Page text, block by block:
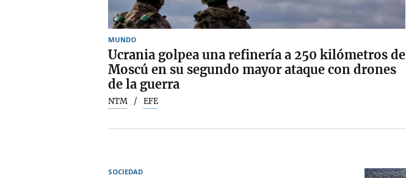
MUNDO
Ucrania golpea una refinería a 250 kilómetros de
Moscú en su segundo mayor ataque con drones
de la guerra
NTM EFE
SOCIEDAD